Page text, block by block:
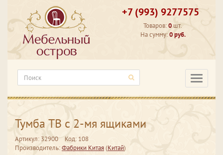
+7 (993) 9277575
Товаров:0 шт.
На сумму:0 руб.
Тумба ТВ с 2-мя ящиками
Артикул: 32900
Код: 108
Производитель:Фабрики Китая(Китай)